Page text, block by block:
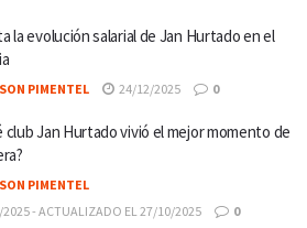
la evolución salarial de Jan Hurtado en el
PIMENTEL 24/12/2025 0
club Jan Hurtado vivió el mejor momento de
PIMENTEL
- ACTUALIZADO EL 27/10/2025
0